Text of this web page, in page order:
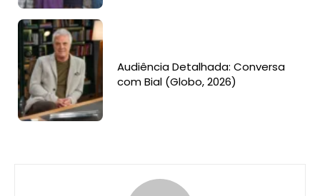
Audiência Detalhada: Conversa
com Bial (Globo, 2026)